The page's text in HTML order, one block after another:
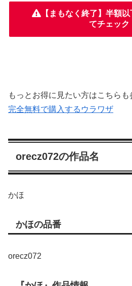
【まもなく終了】半額
てチェック
もっとお得に見たい方はこちらも
完全無料で購入するウラワザ
orecz072の作品名
かほ
かほの品番
orecz072